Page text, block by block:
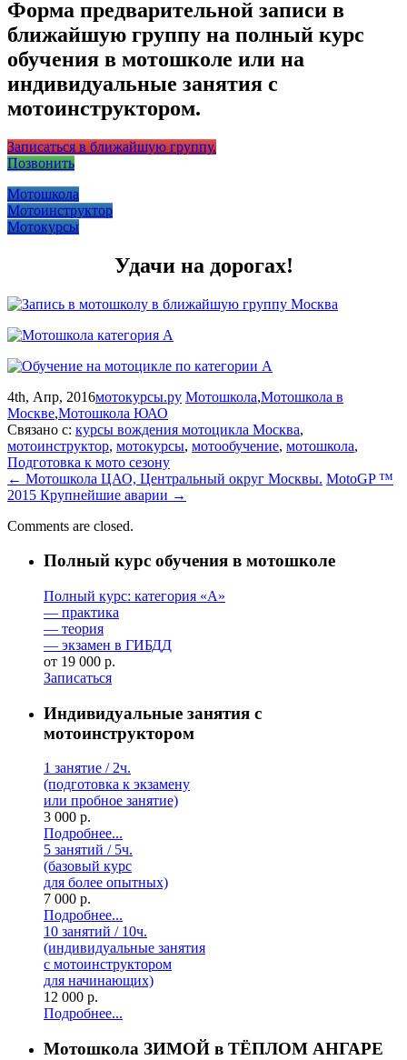
Форма предварительной записи в
ближайшую группу на полный курс
обучения в мотошколе или на
индивидуальные занятия с
мотоинструктором.
Записаться в ближайшую группу.
Позвонить
Мотошкола
Мотоинструктор
Мотокурсы
Удачи на дорогах!
4th, Апр, 2016мотокурсы.ру Мотошкола,Мотошкола в
Москве,Мотошкола ЮАО
Связано с: курсы вождения мотоцикла Москва,
мотоинструктор, мотокурсы, мотообучение, мотошкола,
Подготовка к мото сезону
← Мотошкола ЦАО, Центральный округ Москвы. MotoGP ™
2015 Крупнейшие аварии →
Comments are closed.
Полный курс обучения в мотошколе
Полный курс: категория «А»
— практика
— теория
— экзамен в ГИБДД
от 19 000 р.
Записаться
Индивидуальные занятия с
мотоинструктором
1 занятие / 2ч.
(подготовка к экзамену
или пробное занятие)
3 000 р.
Подробнее...
5 занятий / 5ч.
(базовый курс
для более опытных)
7 000 р.
Подробнее...
10 занятий / 10ч.
(индивидуальные занятия
с мотоинструктором
для начинающих)
12 000 р.
Подробнее...
Мотошкола ЗИМОЙ в ТЁПЛОМ АНГАРЕ